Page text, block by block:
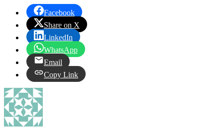
Facebook
Share on X
LinkedIn
WhatsApp
Email
Copy Link